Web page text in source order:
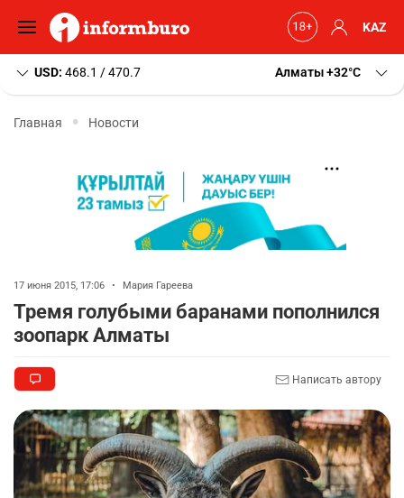
KAZ
USD: 468.1 / 470.7 Алматы+32 C
Главная Новости
17 июня 2015, 17:06 • Мария Гареева
Тремя голубыми баранами пополнился
зоопарк Алматы
Написать автору